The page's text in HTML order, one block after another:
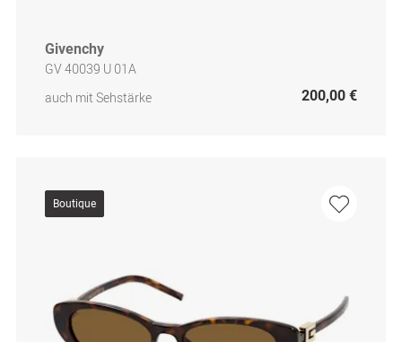
Givenchy
GV 40039 U 01A
auch mit Sehstärke
200,00 €
Boutique